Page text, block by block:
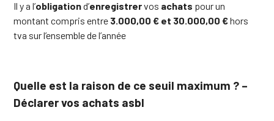
Il y a l’obligationd’enregistrervos achats pour un
montant compris entre 3.000,00 € et 30.000,00 €hors
tva sur l’ensemble de l’année
Quelle est la raison de ce seuil maximum ? –
Déclarer vos achats asbl